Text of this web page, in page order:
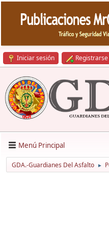
Iniciar sesión Registrarse
Menú Principal
GDA.-Guardianes Del Asfalto ►